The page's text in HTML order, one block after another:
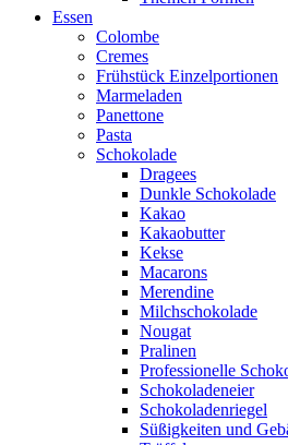
Essen
Colombe
Cremes
Frühstück Einzelportionen
Marmeladen
Panettone
Pasta
Schokolade
Dragees
Dunkle Schokolade
Kakao
Kakaobutter
Kekse
Macarons
Merendine
Milchschokolade
Nougat
Pralinen
Professionelle
Schokoladeneier
Schokoladenriegel
Süßigkeiten und